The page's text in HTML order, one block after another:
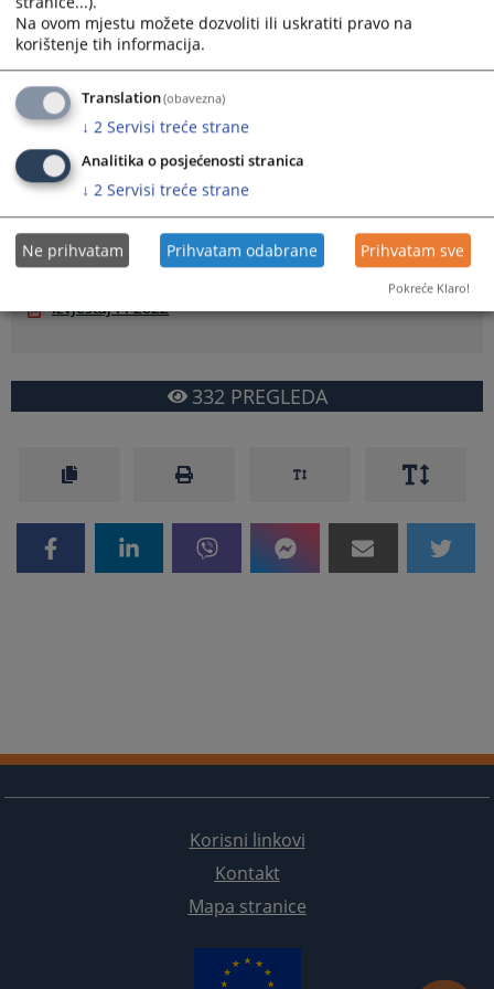
Godišnji izvještaj o provođenju planova integriteta u
pravosudnim institucijama za 2022. godinu
Prikazana vijest je na: Bosanski jezik
Prateći dokumenti
Izvjestaj PI 2022
332PREGLEDA
Korisni linkovi
Kontakt
Mapa stranice
Na ovom mjestu možete dozvoliti ili uskratiti pravo na
korištenje tih informacija.
Translation(obavezna)
↓ 2 Servisi treće strane
Analitika o posjećenosti stranica
↓ 2 Servisi treće strane
Ne prihvatam Prihvatam odabrane Prihvatam sve
Pokreće Klaro!